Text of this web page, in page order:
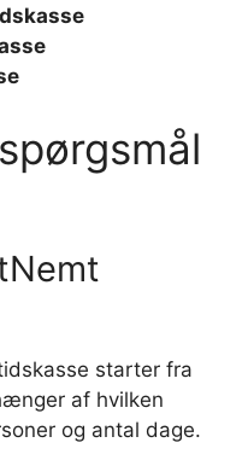
starter fra
af hvilken
og antal dage.